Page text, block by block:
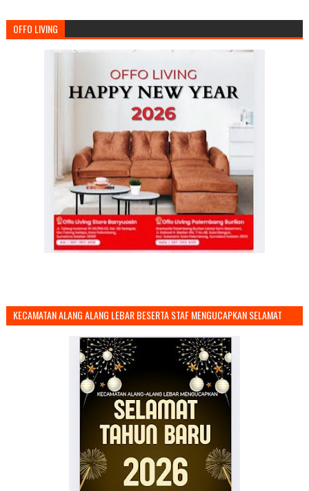
OFFO LIVING
KECAMATAN ALANG ALANG LEBAR BESERTA STAF MENGUCAPKAN SELAMAT